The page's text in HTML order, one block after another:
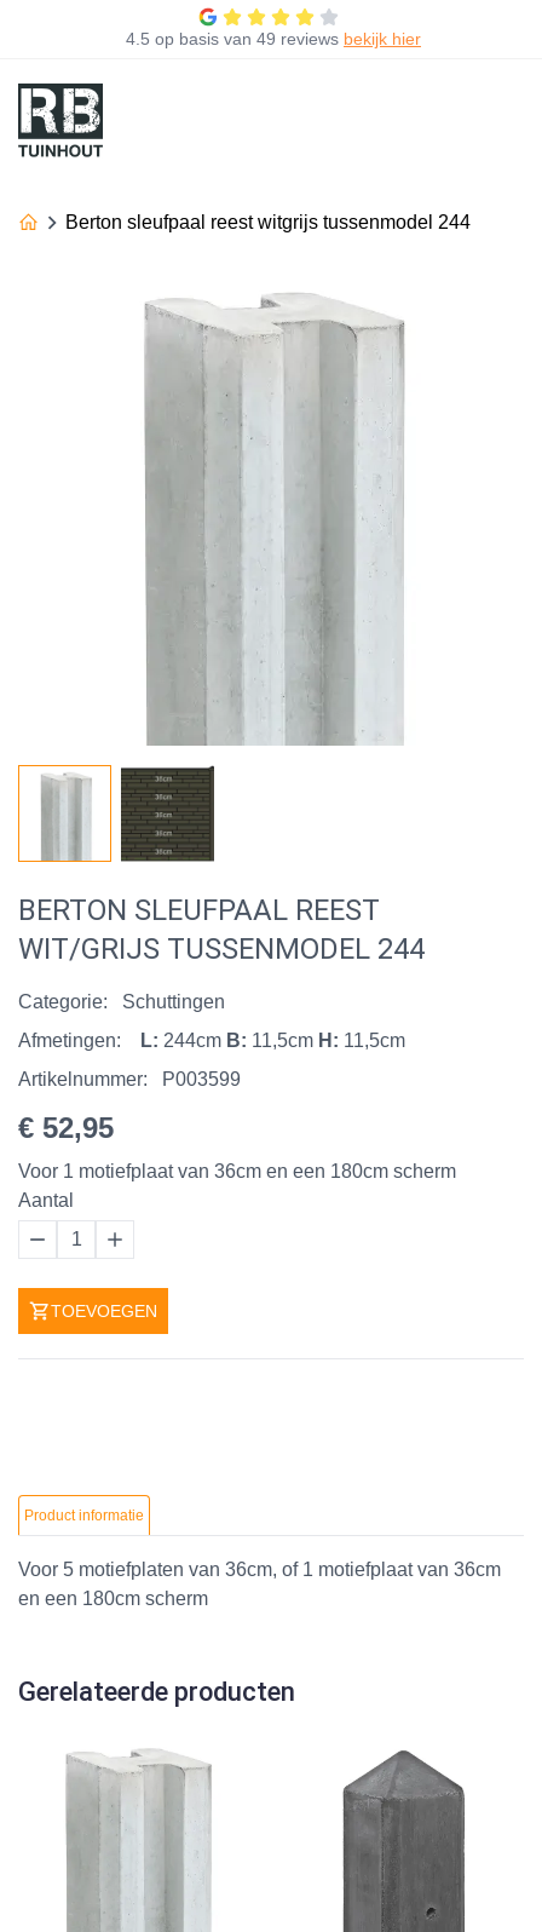
4.5 op basis van 49 reviews bekijk hier
Berton sleufpaal reest witgrijs tussenmodel 244
BERTON SLEUFPAAL REEST
WIT/GRIJS TUSSENMODEL 244
Categorie:
Schuttingen
Afmetingen:
L: 244cm B: 11,5cm H: 11,5cm
Artikelnummer:
P003599
€ 52,95
Voor 1 motiefplaat van 36cm en een 180cm scherm
Aantal
1
TOEVOEGEN
Product informatie
Voor 5 motiefplaten van 36cm, of 1 motiefplaat van 36cm
en een 180cm scherm
Gerelateerde producten